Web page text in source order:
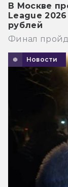
В Москве
League
рублей
Финал
Новости